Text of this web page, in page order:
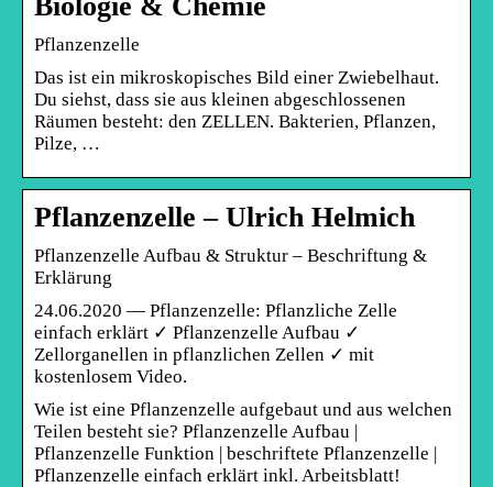
Pflanzenzelle
Das ist ein mikroskopisches Bild einer Zwiebelhaut.
Du siehst, dass sie aus kleinen abgeschlossenen
Räumen besteht: den ZELLEN. Bakterien, Pflanzen,
Pilze, …
Pflanzenzelle – Ulrich Helmich
Pflanzenzelle Aufbau & Struktur – Beschriftung &
Erklärung
24.06.2020 — Pflanzenzelle: Pflanzliche Zelle
einfach erklärt ✓ Pflanzenzelle Aufbau ✓
Zellorganellen in pflanzlichen Zellen ✓ mit
kostenlosem Video.
Wie ist eine Pflanzenzelle aufgebaut und aus welchen
Teilen besteht sie? Pflanzenzelle Aufbau |
Pflanzenzelle Funktion | beschriftete Pflanzenzelle |
Pflanzenzelle einfach erklärt inkl. Arbeitsblatt!